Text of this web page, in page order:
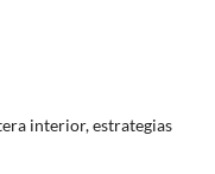
interior, estrategias